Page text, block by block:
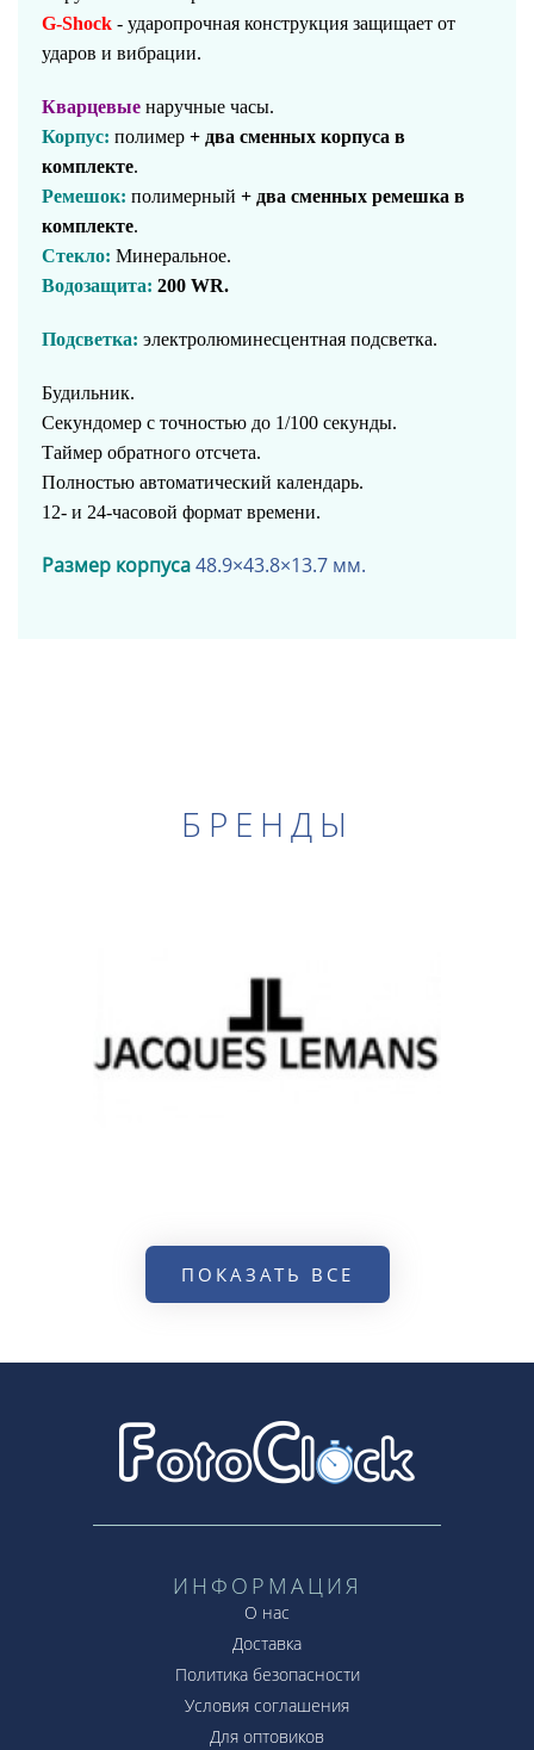
G-Shock - ударопрочная конструкция защищает от
ударов и вибрации.
Кварцевые наручные часы.
Корпус: полимер + два сменных корпуса в
комплекте.
Ремешок: полимерный + два сменных ремешка в
комплекте.
Стекло: Минеральное.
Водозащита: 200 WR.
Подсветка: электролюминесцентная подсветка.
Будильник.
Секундомер с точностью до 1/100 секунды.
Таймер обратного отсчета.
Полностью автоматический календарь.
12- и 24-часовой формат времени.
Размер корпуса48.9×43.8×13.7 мм.
БРЕНДЫ
ПОКАЗАТЬ ВСЕ
ИНФОРМАЦИЯ
О нас
Доставка
Политика безопасности
Условия соглашения
Для оптовиков